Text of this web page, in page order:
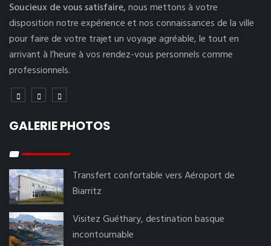
Soucieux de vous satisfaire,nous mettons à votre
disposition notre expérience et nos connaissances de la ville
pour faire de votre trajet un voyage agréable, le tout en
arrivant à l’heure à vos rendez-vous personnels comme
professionnels.
GALERIE PHOTOS
Transfert confortable vers Aéroport de
Biarritz
Visitez Guéthary, destination basque
incontournable